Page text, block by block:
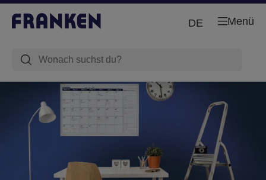
Menü
DE